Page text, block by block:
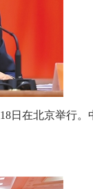
日在北京举行